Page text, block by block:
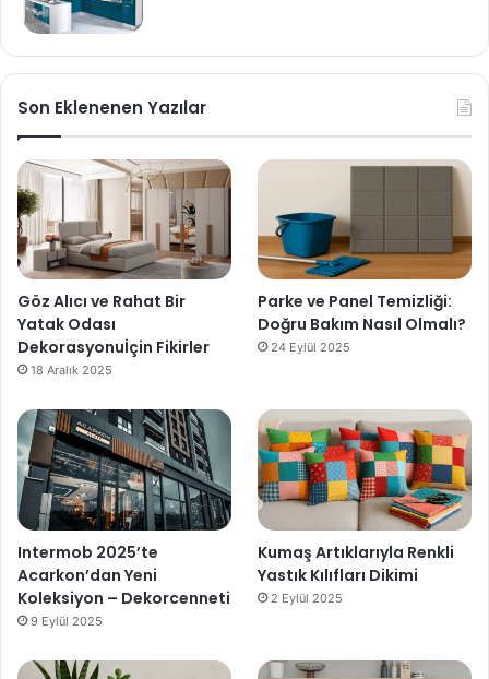
Son Eklenenen Yazılar
Göz Alıcı ve Rahat Bir
Yatak Odası
Dekorasyonuİçin Fikirler
18 Aralık 2025
Parke ve Panel Temizliği:
Doğru Bakım Nasıl Olmalı?
24 Eylül 2025
Intermob 2025’te
Acarkon’dan Yeni
Koleksiyon – Dekorcenneti
9 Eylül 2025
Kumaş Artıklarıyla Renkli
Yastık Kılıfları Dikimi
2 Eylül 2025